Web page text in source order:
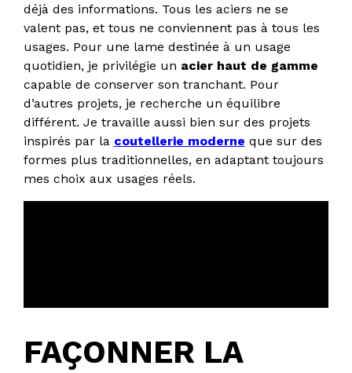
déjà des informations. Tous les aciers ne se
valent pas, et tous ne conviennent pas à tous les
usages. Pour une lame destinée à un usage
quotidien, je privilégie un acier haut de gamme
capable de conserver son tranchant. Pour
d’autres projets, je recherche un équilibre
différent. Je travaille aussi bien sur des projets
inspirés par la coutellerie moderne que sur des
formes plus traditionnelles, en adaptant toujours
mes choix aux usages réels.
FAÇONNER LA